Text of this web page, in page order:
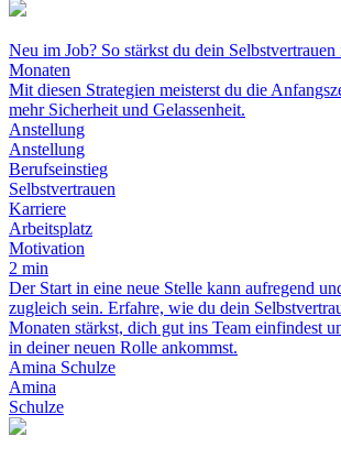
Neu im Job? So stärkst du dein Selbstvertrauen
Monaten
Mit diesen Strategien meisterst du die
mehr Sicherheit und Gelassenheit.
Anstellung
Anstellung
Berufseinstieg
Selbstvertrauen
Karriere
Arbeitsplatz
Motivation
2 min
Der Start in eine neue Stelle kann aufregend
zugleich sein. Erfahre, wie du dein
Monaten stärkst, dich gut ins Team einfindest
in deiner neuen Rolle ankommst.
Amina Schulze
Amina
Schulze